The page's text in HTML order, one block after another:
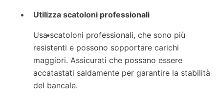
Utilizza scatoloni professionali
Usa scatoloni professionali, che sono più
resistenti e possono sopportare carichi
maggiori. Assicurati che possano essere
accatastati saldamente per garantire la stabilità
del bancale.